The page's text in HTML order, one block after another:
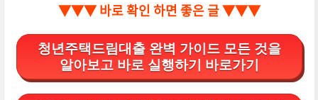
▼▼▼ 바로 확인 하면 좋은 글 ▼▼▼
청년주택드림대출 완벽 가이드 모든 것을
알아보고 바로 실행하기 바로가기